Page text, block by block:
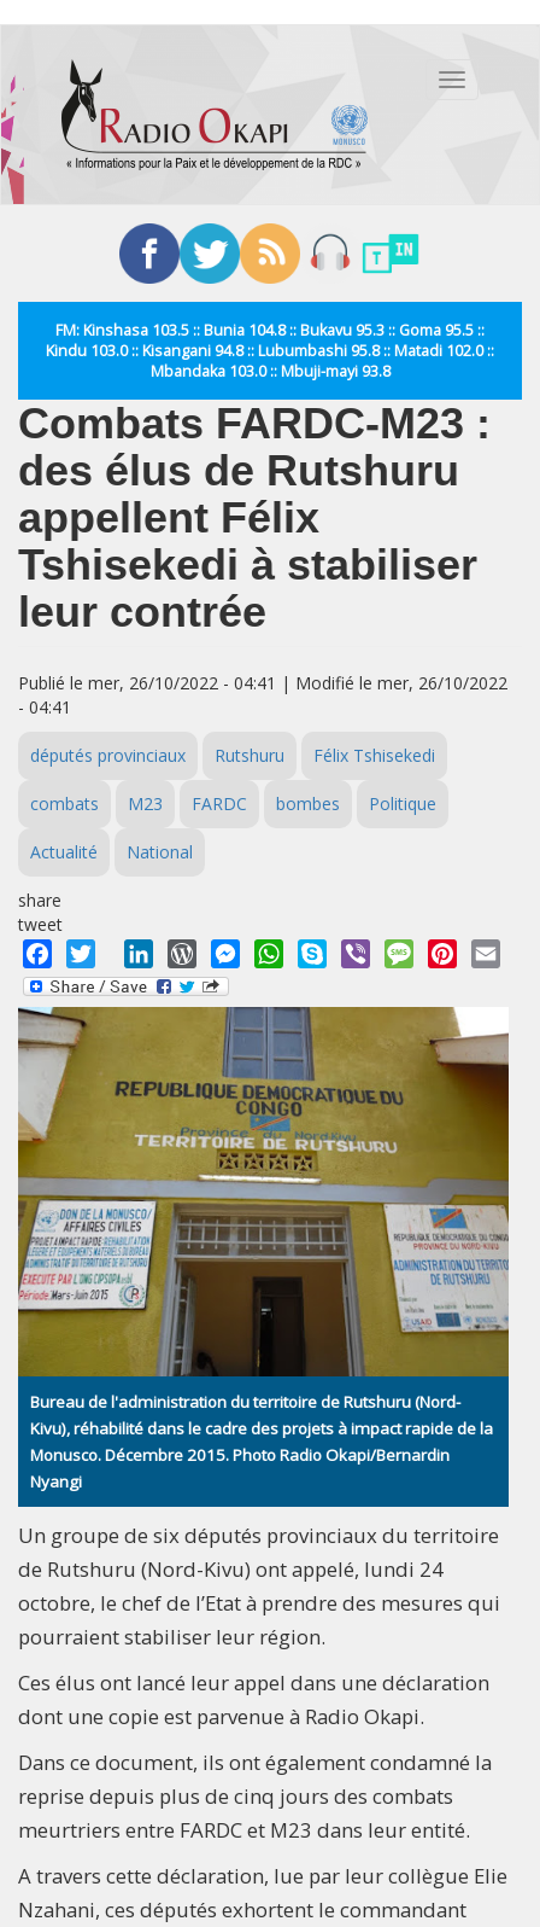
contenu
principal
Toggle
FM: Kinshasa 103.5 :: Bunia 104.8 :: Bukavu 95.3 :: Goma 95.5 ::
Kindu 103.0 :: Kisangani 94.8 :: Lubumbashi 95.8 :: Matadi 102.0 ::
Mbandaka 103.0 :: Mbuji-mayi 93.8
Combats FARDC-M23 :
des élus de Rutshuru
appellent Félix
Tshisekedi à stabiliser
leur contrée
Publié le mer, 26/10/2022 - 04:41 | Modifié le mer, 26/10/2022
- 04:41
députés provinciaux Rutshuru Félix Tshisekedi
combats M23 FARDC bombes Politique
Actualité National
share
tweet
Facebook
Twitter LinkedInWordPressMessengerWhatsApp
Skype Viber MessagePinterest
Bureau de l'administration du territoire de Rutshuru (Nord-
Kivu), réhabilité dans le cadre des projets à impact rapide de la
Monusco. Décembre 2015. Photo Radio Okapi/Bernardin
Nyangi
Un groupe de six députés provinciaux du territoire
de Rutshuru (Nord-Kivu) ont appelé, lundi 24
octobre, le chef de l’Etat à prendre des mesures qui
pourraient stabiliser leur région.
Ces élus ont lancé leur appel dans une déclaration
dont une copie est parvenue à Radio Okapi.
Dans ce document, ils ont également condamné la
reprise depuis plus de cinq jours des combats
meurtriers entre FARDC et M23 dans leur entité.
A travers cette déclaration, lue par leur collègue Elie
Nzahani, ces députés exhortent le commandant